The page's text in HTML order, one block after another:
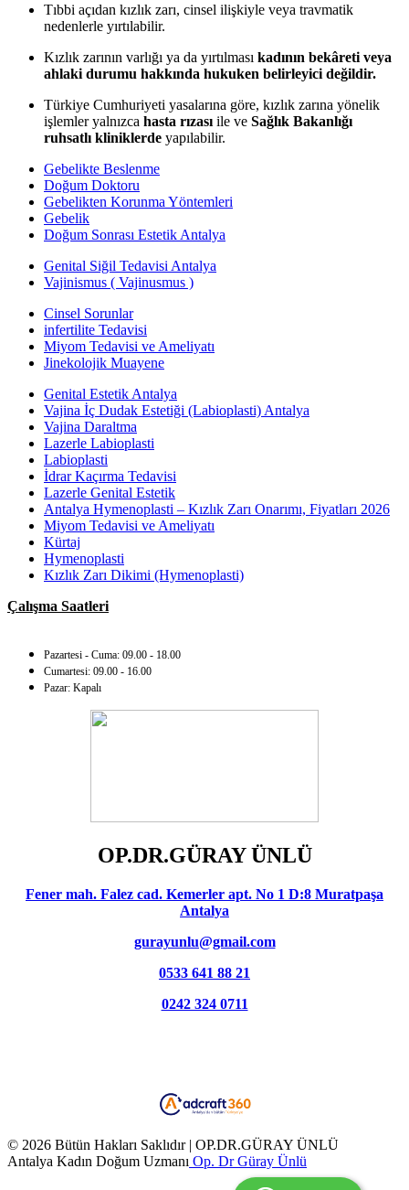
Tıbbi açıdan kızlık zarı, cinsel ilişkiyle veya travmatik
nedenlerle yırtılabilir.
Kızlık zarının varlığı ya da yırtılması kadının bekâreti veya
ahlaki durumu hakkında hukuken belirleyici değildir.
Türkiye Cumhuriyeti yasalarına göre, kızlık zarına yönelik
işlemler yalnızca hasta rızası ile ve Sağlık Bakanlığı
ruhsatlı kliniklerde yapılabilir.
Gebelikte Beslenme
Doğum Doktoru
Gebelikten Korunma Yöntemleri
Gebelik
Doğum Sonrası Estetik Antalya
Genital Siğil Tedavisi Antalya
Vajinismus ( Vajinusmus )
Cinsel Sorunlar
infertilite Tedavisi
Miyom Tedavisi ve Ameliyatı
Jinekolojik Muayene
Genital Estetik Antalya
Vajina İç Dudak Estetiği (Labioplasti) Antalya
Vajina Daraltma
Lazerle Labioplasti
Labioplasti
İdrar Kaçırma Tedavisi
Lazerle Genital Estetik
Antalya Hymenoplasti – Kızlık Zarı Onarımı, Fiyatları 2026
Miyom Tedavisi ve Ameliyatı
Kürtaj
Hymenoplasti
Kızlık Zarı Dikimi (Hymenoplasti)
Çalışma Saatleri
Pazartesi - Cuma: 09.00 - 18.00
Cumartesi: 09.00 - 16.00
Pazar: Kapalı
OP.DR.GÜRAY ÜNLÜ
Fener mah. Falez cad. Kemerler apt. No 1 D:8 Muratpaşa
Antalya
gurayunlu@gmail.com
0533 641 88 21
0242 324 0711
© 2026 Bütün Hakları Saklıdır | OP.DR.GÜRAY ÜNLÜ
Antalya Kadın Doğum Uzmanı Op. Dr Güray Ünlü